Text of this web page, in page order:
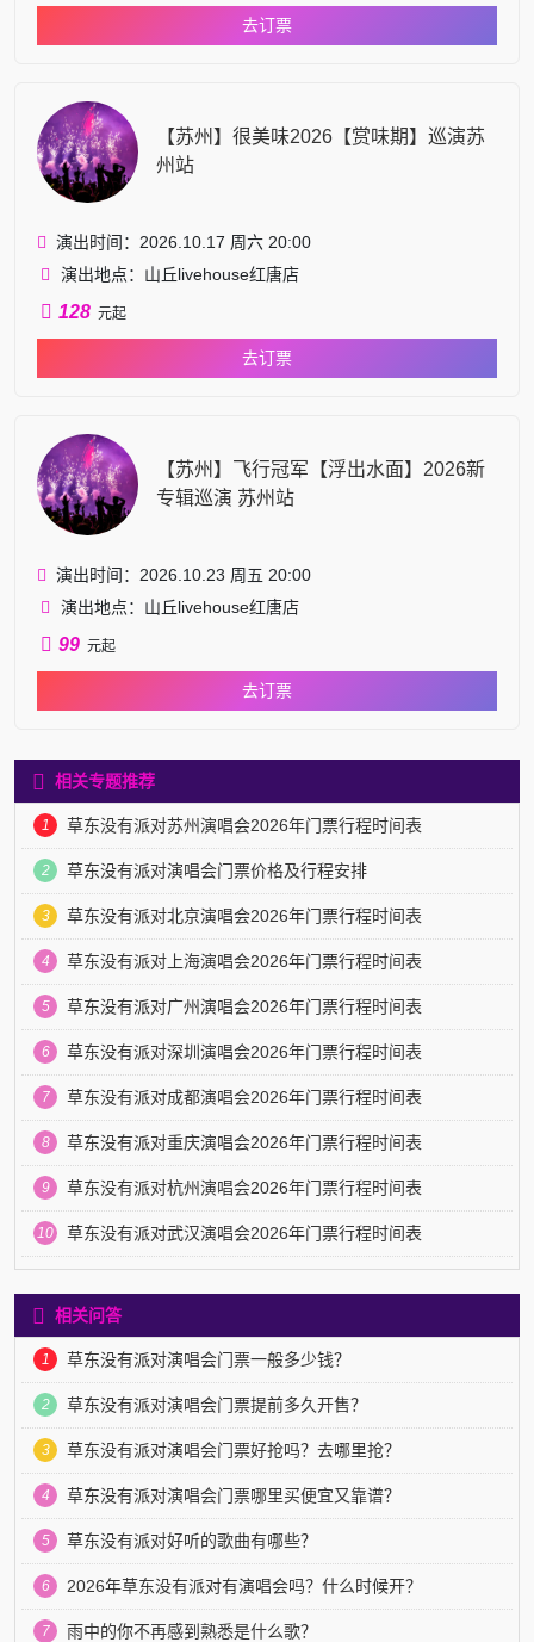
去订票
【苏州】很美味2026【赏味期】巡演苏
州站
演出时间：2026.10.17 周六 20:00
演出地点：山丘livehouse红唐店
128 元起
去订票
【苏州】飞行冠军【浮出水面】2026新
专辑巡演 苏州站
演出时间：2026.10.23 周五 20:00
演出地点：山丘livehouse红唐店
99 元起
去订票
相关专题推荐
1 草东没有派对苏州演唱会2026年门票行程时间表
2 草东没有派对演唱会门票价格及行程安排
3 草东没有派对北京演唱会2026年门票行程时间表
4 草东没有派对上海演唱会2026年门票行程时间表
5 草东没有派对广州演唱会2026年门票行程时间表
6 草东没有派对深圳演唱会2026年门票行程时间表
7 草东没有派对成都演唱会2026年门票行程时间表
8 草东没有派对重庆演唱会2026年门票行程时间表
9 草东没有派对杭州演唱会2026年门票行程时间表
10 草东没有派对武汉演唱会2026年门票行程时间表
相关问答
1 草东没有派对演唱会门票一般多少钱？
2 草东没有派对演唱会门票提前多久开售？
3 草东没有派对演唱会门票好抢吗？去哪里抢？
4 草东没有派对演唱会门票哪里买便宜又靠谱？
5 草东没有派对好听的歌曲有哪些？
6 2026年草东没有派对有演唱会吗？什么时候开？
7 雨中的你不再感到熟悉是什么歌？